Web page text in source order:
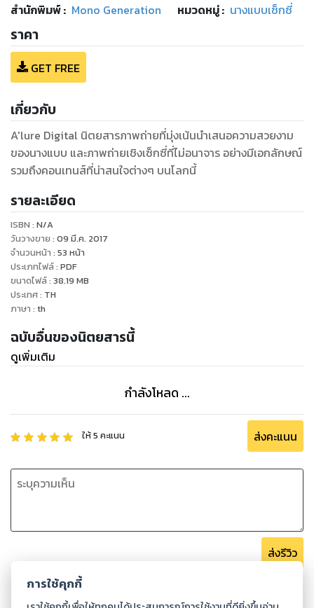
สำนักพิมพ์: Mono Generation หมวดหมู่: นางแบบเซ็กซี่
ราคา
GET FREE
เกี่ยวกับ
A'lure Digital นิตยสารภาพถ่ายที่มุ่งเน้นนำเสนอความสวยงาม
ของนางแบบ และภาพถ่ายเชิงเซ็กซี่ที่ไม่อนาจาร อย่างมีเอกลักษณ์
รวมถึงคอนเทนส์ที่น่าสนใจต่างๆ บนโลกนี้
รายละเอียด
ISBN : N/A
วันวางขาย : 09 มี.ค. 2017
จำนวนหน้า : 53 หน้า
ประเภทไฟล์: PDF
ขนาดไฟล์: 38.19 MB
ประเทศ: TH
ภาษา : th
ฉบับอื่นของนิตยสารนี้
ดูเพิ่มเติม
กำลังโหลด ...
ให้5 คะแนน ส่งคะแนน
ส่งรีวิว
การใช้คุกกี้